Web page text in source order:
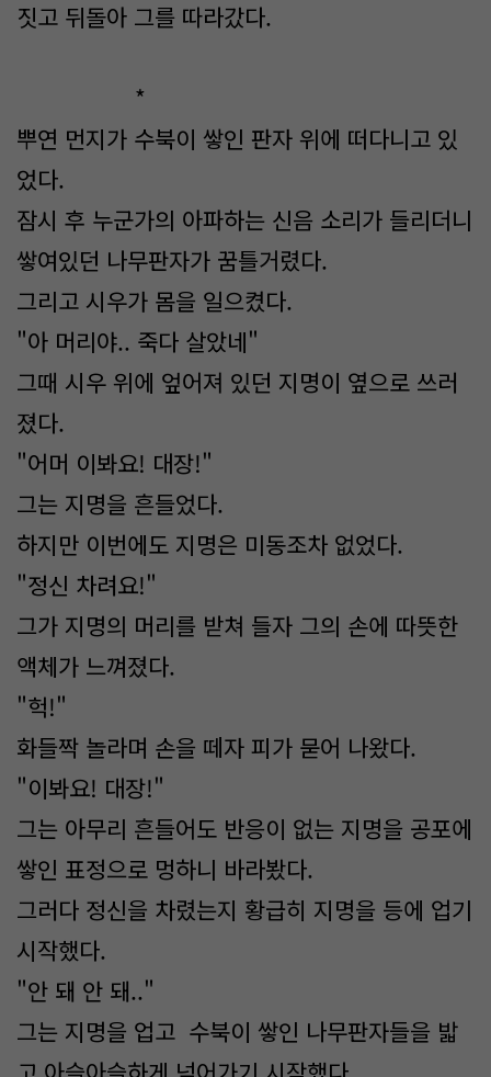
짓고 뒤돌아 그를 따라갔다.
*
뿌연 먼지가 수북이 쌓인 판자 위에 떠다니고 있
었다.
잠시 후 누군가의 아파하는 신음 소리가 들리더니
쌓여있던 나무판자가 꿈틀거렸다.
그리고 시우가 몸을 일으켰다.
"아 머리야.. 죽다 살았네"
그때 시우 위에 엎어져 있던 지명이 옆으로 쓰러
졌다.
"어머 이봐요! 대장!"
그는 지명을 흔들었다.
하지만 이번에도 지명은 미동조차 없었다.
"정신 차려요!"
그가 지명의 머리를 받쳐 들자 그의 손에 따뜻한
액체가 느껴졌다.
"헉!"
화들짝 놀라며 손을 떼자 피가 묻어 나왔다.
"이봐요! 대장!"
그는 아무리 흔들어도 반응이 없는 지명을 공포에
쌓인 표정으로 멍하니 바라봤다.
그러다 정신을 차렸는지 황급히 지명을 등에 업기
시작했다.
"안 돼 안 돼.."
그는 지명을 업고 수북이 쌓인 나무판자들을 밟